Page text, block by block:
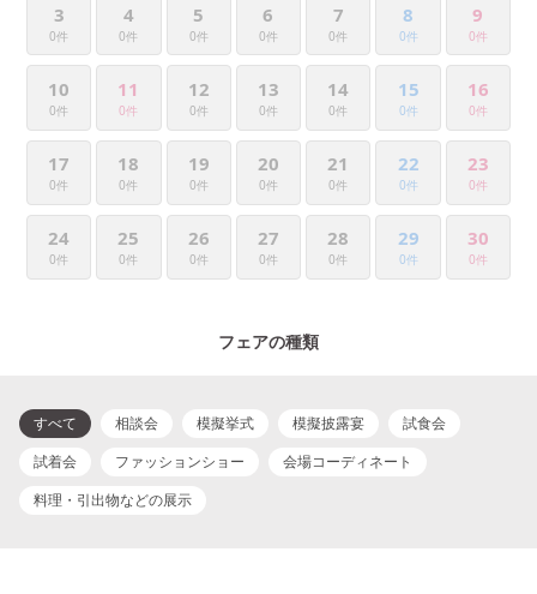
3
0件
4
0件
5
0件
6
0件
7
0件
8
0件
9
0件
10
0件
11
0件
12
0件
13
0件
14
0件
15
0件
16
0件
17
0件
18
0件
19
0件
20
0件
21
0件
22
0件
23
0件
24
0件
25
0件
26
0件
27
0件
28
0件
29
0件
30
0件
フェアの種類
すべて 相談会 模擬挙式 模擬披露宴
試食会
試着会
ファッションショー
会場コーディネート
料理・引出物などの展示